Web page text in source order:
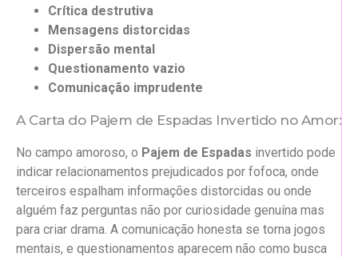
Crítica destrutiva
Mensagens distorcidas
Dispersão mental
Questionamento vazio
Comunicação imprudente
A Carta do Pajem de Espadas Invertido no Amor:
No campo amoroso, o Pajem de Espadas invertido pode
indicar relacionamentos prejudicados por fofoca, onde
terceiros espalham informações distorcidas ou onde
alguém faz perguntas não por curiosidade genuína mas
para criar drama. A comunicação honesta se torna jogos
mentais, e questionamentos aparecem não como busca